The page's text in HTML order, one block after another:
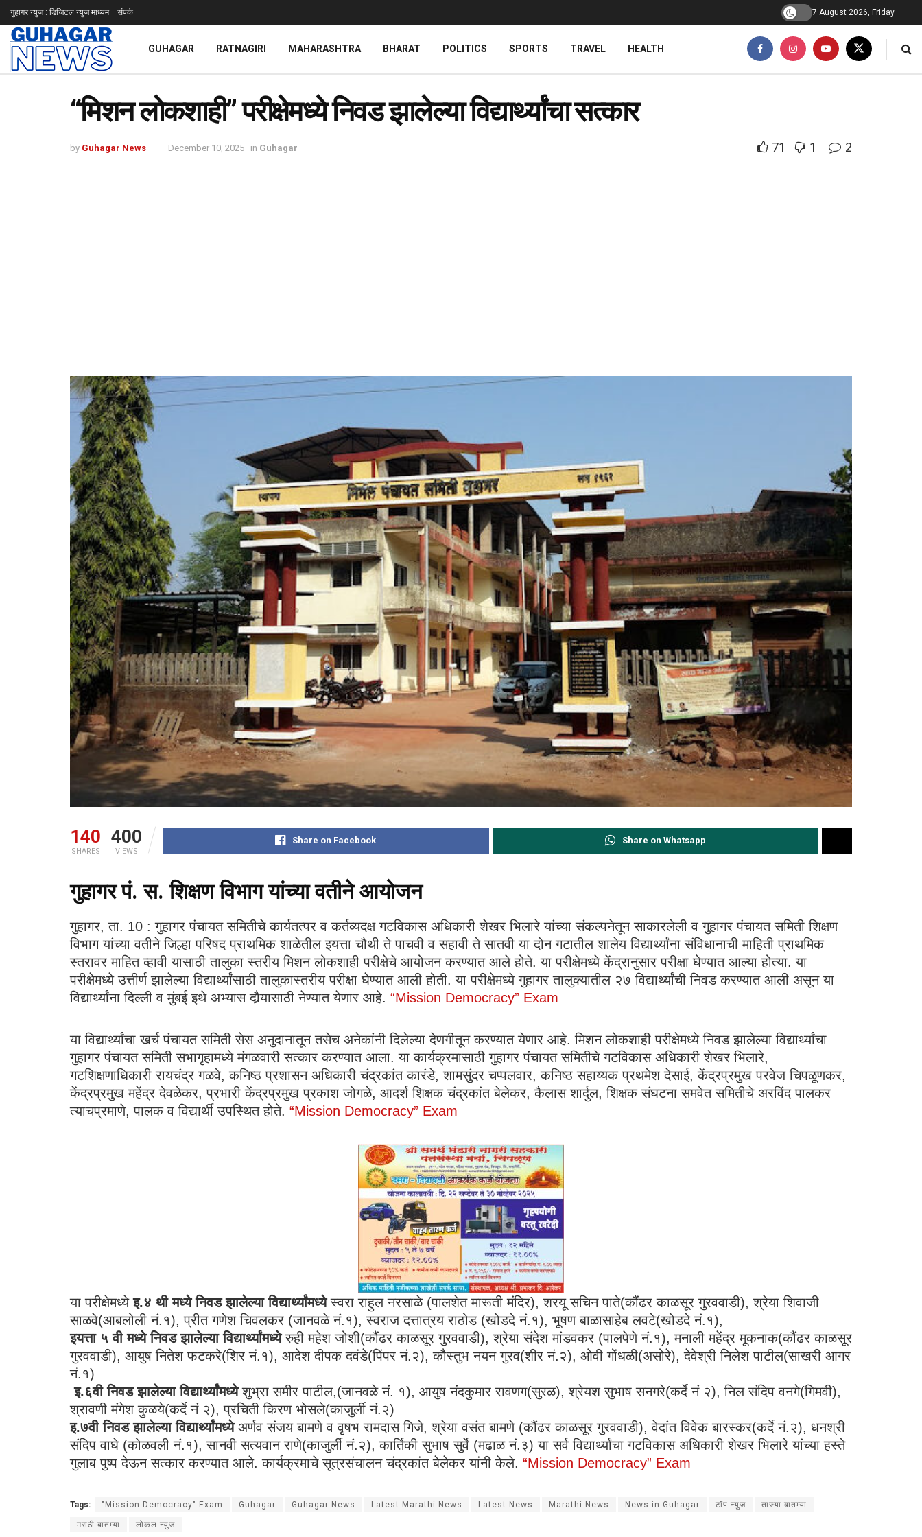
गुहागर न्युज : डिजिटल न्युज माध्यम संपर्क 7 August 2026, Friday
GUHAGAR RATNAGIRI MAHARASHTRA BHARAT POLITICS SPORTS TRAVEL HEALTH
“मिशन लोकशाही” परीक्षेमध्ये निवड झालेल्या विद्यार्थ्यांचा सत्कार
by Guhagar News December 10, 2025 in Guhagar 71 1 2
140
SHARES
400
VIEWS
Share on Facebook Share on Whatsapp
गुहागर पं. स. शिक्षण विभाग यांच्या वतीने आयोजन
गुहागर, ता. 10 : गुहागर पंचायत समितीचे कार्यतत्पर व कर्तव्यदक्ष गटविकास अधिकारी शेखर भिलारे यांच्या संकल्पनेतून साकारलेली व गुहागर पंचायत समिती शिक्षण
विभाग यांच्या वतीने जिल्हा परिषद प्राथमिक शाळेतील इयत्ता चौथी ते पाचवी व सहावी ते सातवी या दोन गटातील शालेय विद्यार्थ्यांना संविधानाची माहिती प्राथमिक
स्तरावर माहित व्हावी यासाठी तालुका स्तरीय मिशन लोकशाही परीक्षेचे आयोजन करण्यात आले होते. या परीक्षेमध्ये केंद्रानुसार परीक्षा घेण्यात आल्या होत्या. या
परीक्षेमध्ये उत्तीर्ण झालेल्या विद्यार्थ्यांसाठी तालुकास्तरीय परीक्षा घेण्यात आली होती. या परीक्षेमध्ये गुहागर तालुक्यातील २७ विद्यार्थ्यांची निवड करण्यात आली असून या
विद्यार्थ्यांना दिल्ली व मुंबई इथे अभ्यास दौर्‍यासाठी नेण्यात येणार आहे. “Mission Democracy” Exam
या विद्यार्थ्यांचा खर्च पंचायत समिती सेस अनुदानातून तसेच अनेकांनी दिलेल्या देणगीतून करण्यात येणार आहे. मिशन लोकशाही परीक्षेमध्ये निवड झालेल्या विद्यार्थ्यांचा
गुहागर पंचायत समिती सभागृहामध्ये मंगळवारी सत्कार करण्यात आला. या कार्यक्रमासाठी गुहागर पंचायत समितीचे गटविकास अधिकारी शेखर भिलारे,
गटशिक्षणाधिकारी रायचंद्र गळवे, कनिष्ठ प्रशासन अधिकारी चंद्रकांत कारंडे, शामसुंदर चप्पलवार, कनिष्ठ सहाय्यक प्रथमेश देसाई, केंद्रप्रमुख परवेज चिपळूणकर,
केंद्रप्रमुख महेंद्र देवळेकर, प्रभारी केंद्रप्रमुख प्रकाश जोगळे, आदर्श शिक्षक चंद्रकांत बेलेकर, कैलास शार्दुल, शिक्षक संघटना समवेत समितीचे अरविंद पालकर
त्याचप्रमाणे, पालक व विद्यार्थी उपस्थित होते. “Mission Democracy” Exam
या परीक्षेमध्येइ.४ थी मध्ये निवड झालेल्या विद्यार्थ्यांमध्येस्वरा राहुल नरसाळे (पालशेत मारूती मंदिर), शरयू सचिन पाते(कौंढर काळसूर गुरववाडी), श्रेया शिवाजी
साळवे(आबलोली नं.१), प्रीत गणेश चिवलकर (जानवळे नं.१), स्वराज दत्तात्रय राठोड (खोडदे नं.१), भूषण बाळासाहेब लवटे(खोडदे नं.१),
इयत्ता ५ वी मध्ये निवड झालेल्या विद्यार्थ्यांमध्येरुही महेश जोशी(कौंढर काळसूर गुरववाडी), श्रेया संदेश मांडवकर (पालपेणे नं.१), मनाली महेंद्र मूकनाक(कौंढर काळसूर
गुरववाडी), आयुष नितेश फटकरे(शिर नं.१), आदेश दीपक दवंडे(पिंपर नं.२), कौस्तुभ नयन गुरव(शीर नं.२), ओवी गोंधळी(असोरे), देवेश्री निलेश पाटील(साखरी आगर
नं.१)
इ.६वी निवड झालेल्या विद्यार्थ्यांमध्येशुभ्रा समीर पाटील,(जानवळे नं. १), आयुष नंदकुमार रावणग(सुरळ), श्रेयश सुभाष सनगरे(कर्दे नं २), निल संदिप वनगे(गिमवी),
श्रावणी मंगेश कुळये(कर्दे नं २), प्रचिती किरण भोसले(काजुर्ली नं.२)
इ.७वी निवड झालेल्या विद्यार्थ्यांमध्येअर्णव संजय बामणे व वृषभ रामदास गिजे, श्रेया वसंत बामणे (कौंढर काळसूर गुरववाडी), वेदांत विवेक बारस्कर(कर्दे नं.२), धनश्री
संदिप वाघे (कोळवली नं.१), सानवी सत्यवान राणे(काजुर्ली नं.२), कार्तिकी सुभाष सुर्वे (मढाळ नं.३) या सर्व विद्यार्थ्यांचा गटविकास अधिकारी शेखर भिलारे यांच्या हस्ते
गुलाब पुष्प देऊन सत्कार करण्यात आले. कार्यक्रमाचे सूत्रसंचालन चंद्रकांत बेलेकर यांनी केले. “Mission Democracy” Exam
Tags: "Mission Democracy" Exam Guhagar Guhagar News Latest Marathi News Latest News Marathi News News in Guhagar टॉप न्युज ताज्या बातम्या
मराठी बातम्या लोकल न्युज